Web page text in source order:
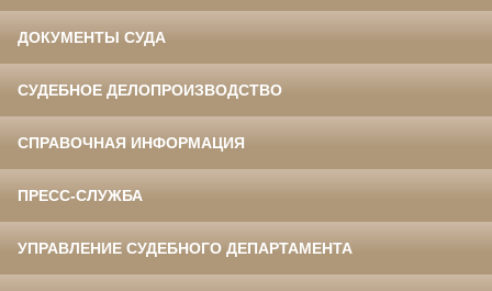
ДОКУМЕНТЫ СУДА
СУДЕБНОЕ ДЕЛОПРОИЗВОДСТВО
СПРАВОЧНАЯ ИНФОРМАЦИЯ
ПРЕСС-СЛУЖБА
УПРАВЛЕНИЕ СУДЕБНОГО ДЕПАРТАМЕНТА